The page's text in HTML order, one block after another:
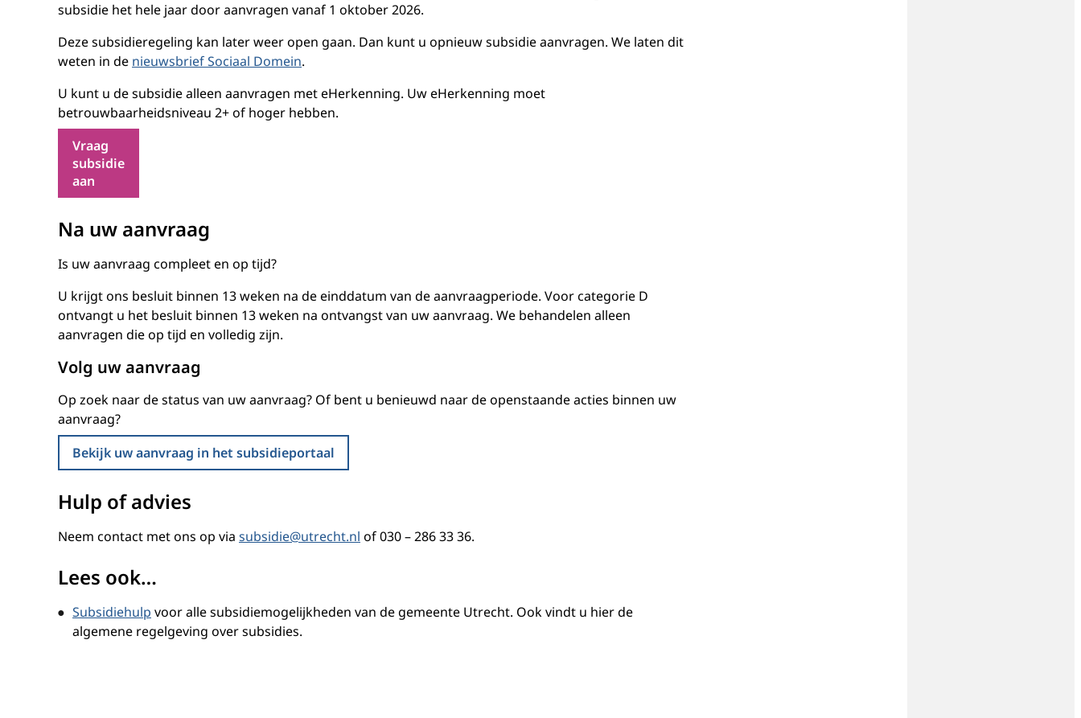
subsidie het hele jaar door aanvragen vanaf 1 oktober 2026.
Deze subsidieregeling kan later weer open gaan. Dan kunt u opnieuw subsidie aanvragen. We laten dit
weten in de nieuwsbrief Sociaal Domein.
U kunt u de subsidie alleen aanvragen met eHerkenning. Uw eHerkenning moet
betrouwbaarheidsniveau 2+ of hoger hebben.
Vraag
subsidie
aan
Na uw aanvraag
Is uw aanvraag compleet en op tijd?
U krijgt ons besluit binnen 13 weken na de einddatum van de aanvraagperiode. Voor categorie D
ontvangt u het besluit binnen 13 weken na ontvangst van uw aanvraag. We behandelen alleen
aanvragen die op tijd en volledig zijn.
Volg uw aanvraag
Op zoek naar de status van uw aanvraag? Of bent u benieuwd naar de openstaande acties binnen uw
aanvraag?
Bekijk uw aanvraag in het subsidieportaal
Hulp of advies
Neem contact met ons op via subsidie@utrecht.nl of 030 – 286 33 36.
Lees ook…
Subsidiehulp voor alle subsidiemogelijkheden van de gemeente Utrecht. Ook vindt u hier de
algemene regelgeving over subsidies.